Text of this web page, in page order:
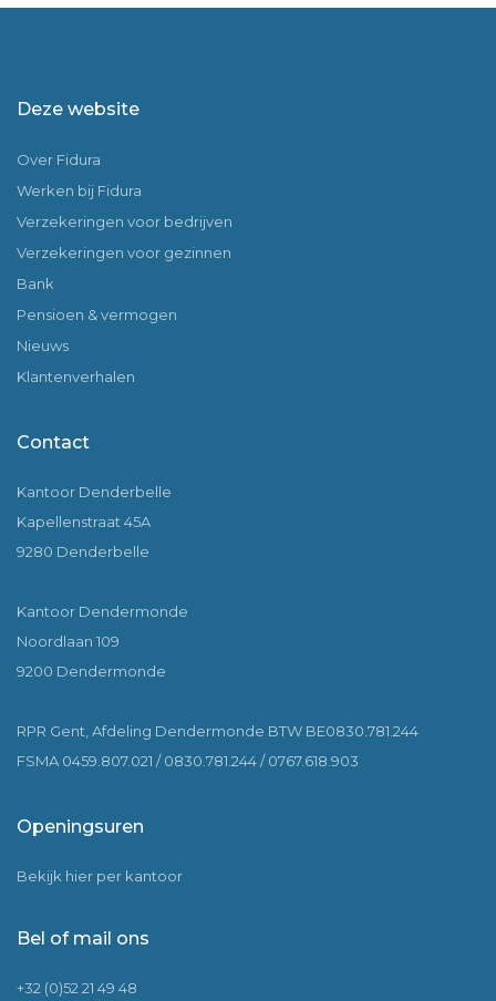
Deze website
Over Fidura
Werken bij Fidura
Verzekeringen voor bedrijven
Verzekeringen voor gezinnen
Bank
Pensioen & vermogen
Nieuws
Klantenverhalen
Contact
Kantoor Denderbelle
Kapellenstraat 45A
9280 Denderbelle
Kantoor Dendermonde
Noordlaan 109
9200 Dendermonde
RPR Gent, Afdeling Dendermonde BTW BE0830.781.244
FSMA 0459.807.021 / 0830.781.244 / 0767.618.903
Openingsuren
Bekijk hier per kantoor
Bel of mail ons
+32 (0)52 21 49 48